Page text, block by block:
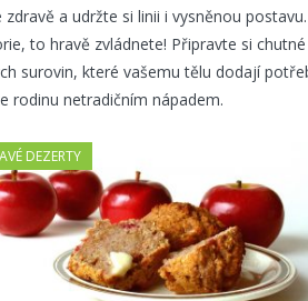
zdravě a udržte si linii i vysněnou
to hravě zvládnete! Připravte si
surovin, které vašemu tělu dodají
rodinu netradičním nápadem.
DEZERTY